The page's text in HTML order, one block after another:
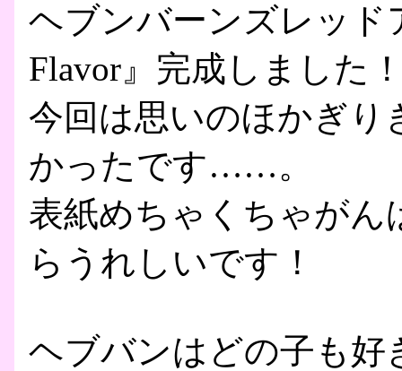
ヘブンバーンズレッド
Flavor』完成しました
今回は思いのほかぎ
かったです……。
表紙めちゃくちゃが
らうれしいです！
ヘブバンはどの子も好